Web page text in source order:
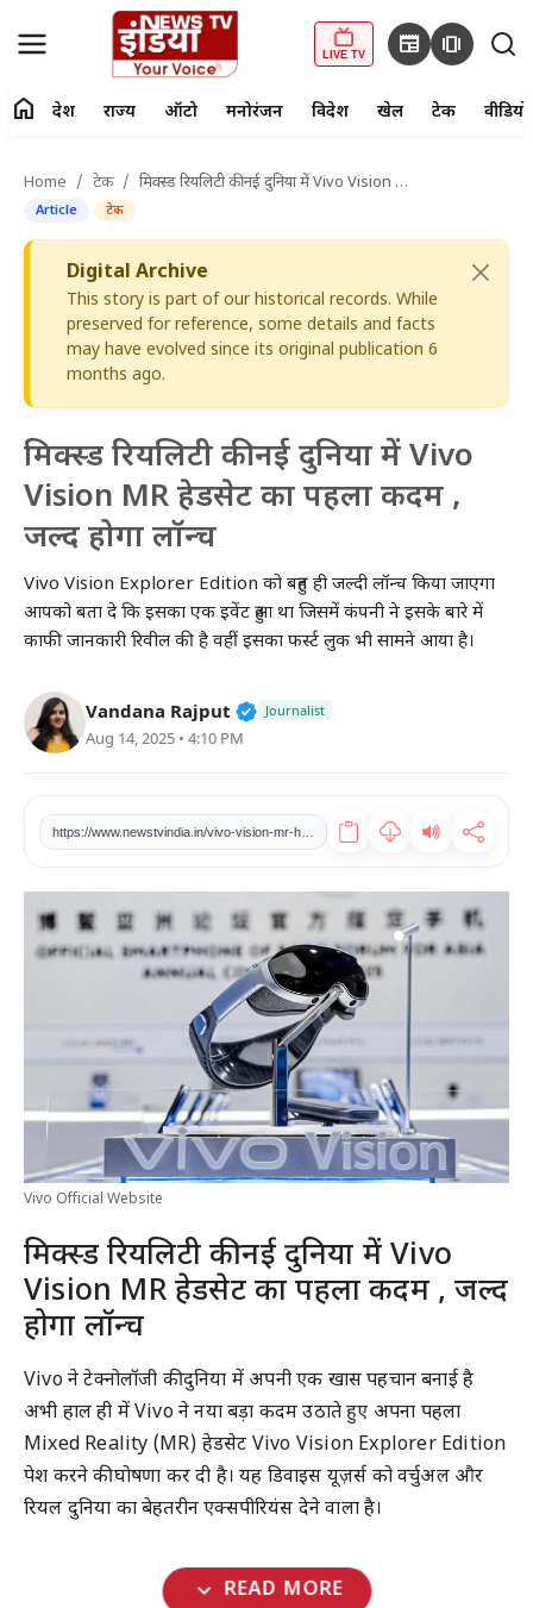
LIVE TV newspaper amp_stories
Home
ऑटो
मनोरंजन
विदेश
टेक
लाइफस्टाइल
home देश राज्य ऑटो मनोरंजन विदेश खेल टेक वीडियो
Home टेक मिक्स्ड रियलिटी की नई दुनिया में Vivo Vision MR हेडसेट का पहला कदम , जल्द होगा लॉन्च
Article टेक
Digital Archive
This story is part of our historical records. While
preserved for reference, some details and facts
may have evolved since its original publication 6
months ago.
मिक्स्ड रियलिटी की नई दुनिया में Vivo
Vision MR हेडसेट का पहला कदम ,
जल्द होगा लॉन्च
Vivo Vision Explorer Edition को बहुत ही जल्दी लॉन्च किया जाएगा
आपको बता दे कि इसका एक इवेंट हुआ था जिसमें कंपनी ने इसके बारे में
काफी जानकारी रिवील की है वहीं इसका फर्स्ट लुक भी सामने आया है।
Vandana Rajput Verified Public Figure • 27
Journalist
Aug 14, 2025 • 4:10 PM
Vivo Official Website
मिक्स्ड रियलिटी की नई दुनिया में Vivo
Vision MR हेडसेट का पहला कदम , जल्द
होगा लॉन्च
Vivo ने टेक्नोलॉजी की दुनिया में अपनी एक खास पहचान बनाई है
अभी हाल ही में Vivo ने नया बड़ा कदम उठाते हुए अपना पहला
Mixed Reality (MR) हेडसेट Vivo Vision Explorer Edition
पेश करने की घोषणा कर दी है। यह डिवाइस यूज़र्स को वर्चुअल और
रियल दुनिया का बेहतरीन एक्सपीरियंस देने वाला है।
expand_more READ MORE